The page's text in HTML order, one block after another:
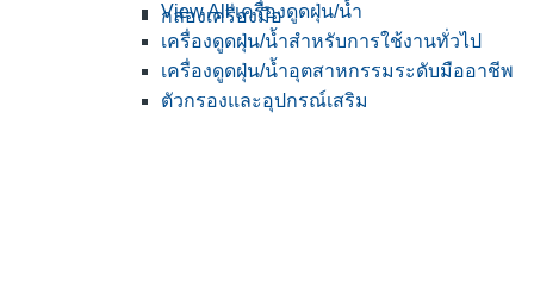
กล่องเครื่องมือ
View All เครื่องดูดฝุ่น/น้ำ
เครื่องดูดฝุ่น/น้ำสำหรับการใช้งานทั่วไป
เครื่องดูดฝุ่น/น้ำอุตสาหกรรมระดับมืออาชีพ
ตัวกรองและอุปกรณ์เสริม